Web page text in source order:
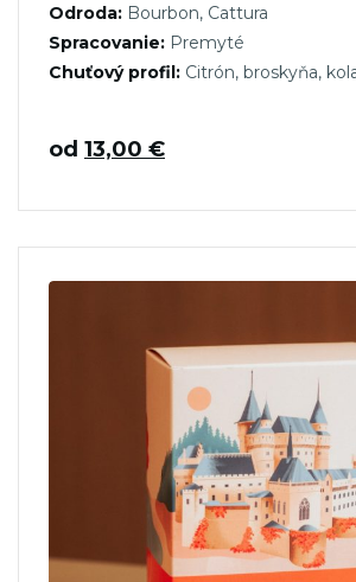
Odroda: Bourbon, Cattura
Spracovanie: Premyté
Chuťový profil: Citrón, broskyňa,
od 13,00 €